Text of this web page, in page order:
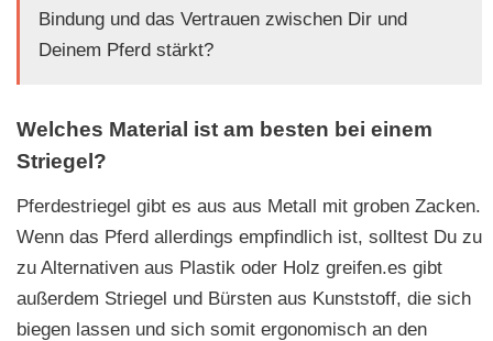
Bindung und das Vertrauen zwischen Dir und
Deinem Pferd stärkt?
Welches Material ist am besten bei einem
Striegel?
Pferdestriegel gibt es aus aus Metall mit groben Zacken.
Wenn das Pferd allerdings empfindlich ist, solltest Du zu
zu Alternativen aus Plastik oder Holz greifen.es gibt
außerdem Striegel und Bürsten aus Kunststoff, die sich
biegen lassen und sich somit ergonomisch an den